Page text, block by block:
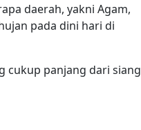
daerah, yakni Agam,
pada dini hari di
cukup panjang dari siang